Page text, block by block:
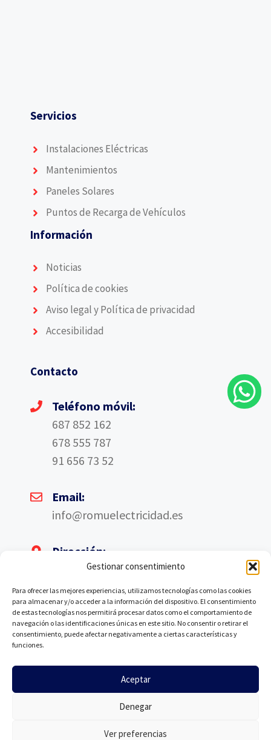
Gestionar consentimiento
Para ofrecer las mejores experiencias, utilizamos tecnologías como las cookies
para almacenar y/o acceder a la información del dispositivo. El consentimiento
de estas tecnologías nos permitirá procesar datos como el comportamiento de
navegación o las identificaciones únicas en este sitio. No consentir o retirar el
consentimiento, puede afectar negativamente a ciertas características y
funciones.
Aceptar
Denegar
Ver preferencias
Servicios
Instalaciones Eléctricas
Mantenimientos
Paneles Solares
Puntos de Recarga de Vehículos
Información
Noticias
Política de cookies
Aviso legal y Política de privacidad
Accesibilidad
Contacto
Teléfono móvil:
687 852 162
678 555 787
91 656 73 52
Email:
info@romuelectricidad.es
Dirección:
Av. de las Américas, 4, Nave A6, 28823
Coslada, Madrid